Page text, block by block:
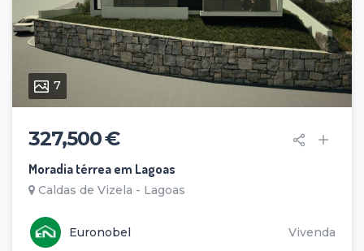
7
327,500 €
Moradia térrea em Lagoas
Caldas de Vizela - Lagoas
Euronobel Vivenda